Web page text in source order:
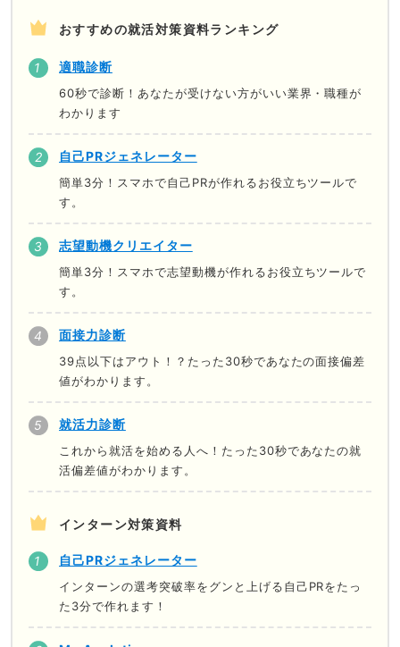
おすすめの就活対策資料ランキング
適職診断
60秒で診断！あなたが受けない方がいい業界・職種が
わかります
自己PRジェネレーター
簡単3分！スマホで自己PRが作れるお役立ちツールで
す。
志望動機クリエイター
簡単3分！スマホで志望動機が作れるお役立ちツールで
す。
面接力診断
39点以下はアウト！？たった30秒であなたの面接偏差
値がわかります。
就活力診断
これから就活を始める人へ！たった30秒であなたの就
活偏差値がわかります。
インターン対策資料
自己PRジェネレーター
インターンの選考突破率をグンと上げる自己PRをたっ
た3分で作れます！